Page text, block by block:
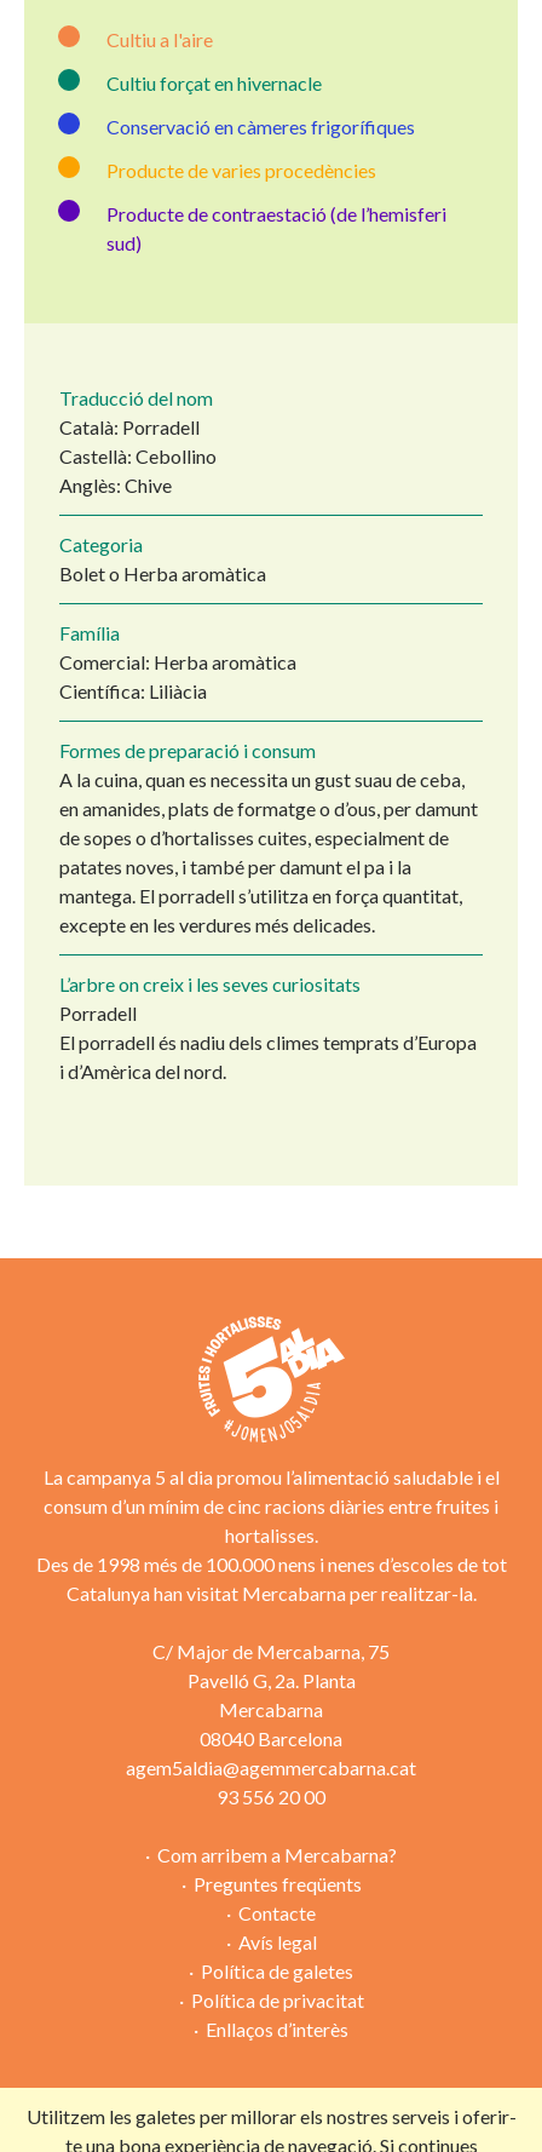
Cultiu a l'aire
Cultiu forçat en hivernacle
Conservació en càmeres frigorífiques
Producte de varies procedències
Producte de contraestació (de l’hemisferi
sud)
Traducció del nom
Català: Porradell
Castellà: Cebollino
Anglès: Chive
Categoria
Bolet o Herba aromàtica
Família
Comercial: Herba aromàtica
Científica: Liliàcia
Formes de preparació i consum
A la cuina, quan es necessita un gust suau de ceba,
en amanides, plats de formatge o d’ous, per damunt
de sopes o d’hortalisses cuites, especialment de
patates noves, i també per damunt el pa i la
mantega. El porradell s’utilitza en força quantitat,
excepte en les verdures més delicades.
L’arbre on creix i les seves curiositats
Porradell
El porradell és nadiu dels climes temprats d’Europa
i d’Amèrica del nord.
Utilitzem les galetes per millorar els nostres serveis i oferir-
te una bona experiència de navegació. Si continues
La campanya 5 al dia promou l’alimentació saludable i el
consum d’un mínim de cinc racions diàries entre fruites i
hortalisses.
Des de 1998 més de 100.000 nens i nenes d’escoles de tot
Catalunya han visitat Mercabarna per realitzar-la.
C/ Major de Mercabarna, 75
Pavelló G, 2a. Planta
Mercabarna
08040 Barcelona
agem5aldia@agemmercabarna.cat
93 556 20 00
Com arribem a Mercabarna?
Preguntes freqüents
Contacte
Avís legal
Política de galetes
Política de privacitat
Enllaços d’interès